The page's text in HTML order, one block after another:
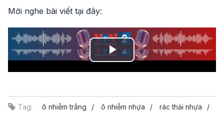
Mời nghe bài viết tại đây:
Play
Tag: ô nhiễm trắng ô nhiễm nhựa
rác thải nhựa